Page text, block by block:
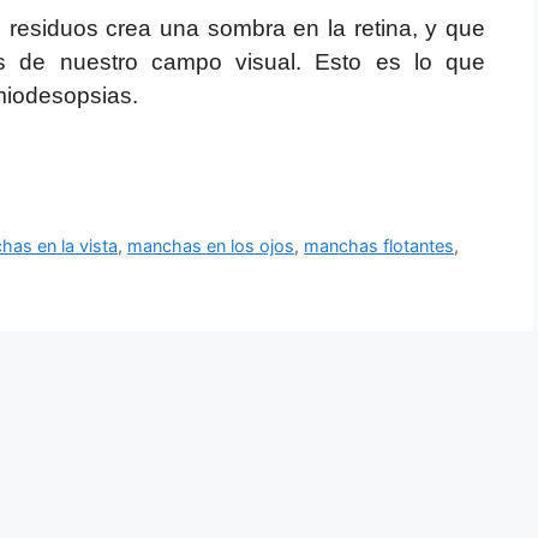
crea una sombra en la retina, y que
de nuestro campo visual. Esto es lo que
en la vista, manchas en los ojos, manchas flotantes,